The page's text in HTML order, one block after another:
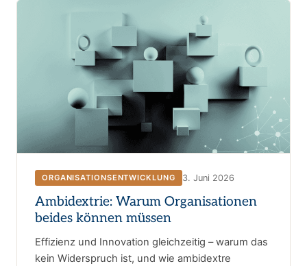
ORGANISATIONSENTWICKLUNG 3. Juni 2026
Ambidextrie: Warum Organisationen
beides können müssen
Effizienz und Innovation gleichzeitig – warum das
kein Widerspruch ist, und wie ambidextre